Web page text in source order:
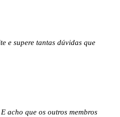
e supere tantas dúvidas que
acho que os outros membros